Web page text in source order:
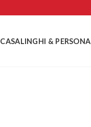
CASALINGHI & PERSONA